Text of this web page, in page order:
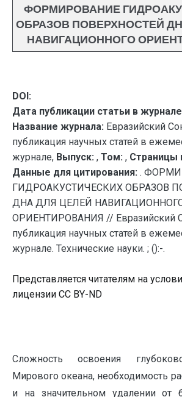
ФОРМИРОВАНИЕ
ОБРАЗОВ ПОВЕРХНОСТЕЙ
НАВИГАЦИОННОГО
DOI:
Дата публикации статьи в
Название журнала: Евразийский
публикация научных статей в
журнале, Выпуск: , Том: , Страницы
Данные для цитирования: .
ГИДРОАКУСТИЧЕСКИХ ОБРАЗОВ
ДНА ДЛЯ ЦЕЛЕЙ
ОРИЕНТИРОВАНИЯ // Евразийский
публикация научных статей в
журнале. Технические науки. ; ():-.
Представляется читателям на
лицензии CC BY-ND
Сложность освоения
Мирового океана, необходимость
и на значительном удалении от